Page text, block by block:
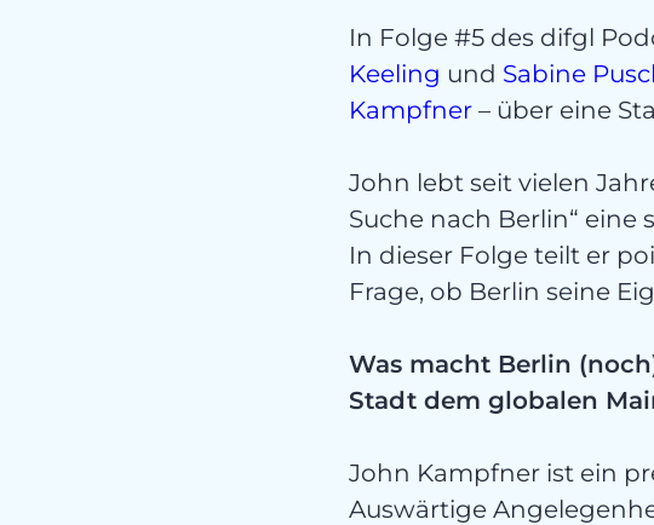
Nicht
In Folge #5 des difgl
Keeling und Sabine
Kampfner – über eine
John lebt seit vielen
Suche nach Berlin“
In dieser Folge teilt er
Frage, ob Berlin seine
Was macht Berlin
Stadt dem globalen
John Kampfner ist ein
Auswärtige